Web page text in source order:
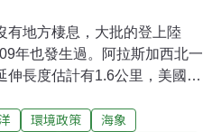
有地方棲息，大批的登上陸
年也發生過。阿拉斯加西北一
伸長度估計有1.6公里，美國漁
的影響，北冰洋的海冰長期呈
環境政策
海象